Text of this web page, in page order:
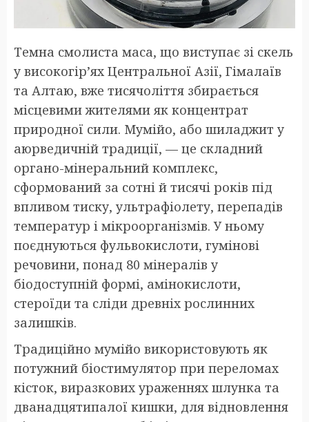
Темна смолиста маса, що виступає зі скель
у високогір’ях Центральної Азії, Гімалаїв
та Алтаю, вже тисячоліття збирається
місцевими жителями як концентрат
природної сили. Мумійо, або шиладжит у
аюрведичній традиції, — це складний
органо-мінеральний комплекс,
сформований за сотні й тисячі років під
впливом тиску, ультрафіолету, перепадів
температур і мікроорганізмів. У ньому
поєднуються фульвокислоти, гумінові
речовини, понад 80 мінералів у
біодоступній формі, амінокислоти,
стероїди та сліди древніх рослинних
залишків.
Традиційно мумійо використовують як
потужний біостимулятор при переломах
кісток, виразкових ураженнях шлунка та
дванадцятипалої кишки, для відновлення